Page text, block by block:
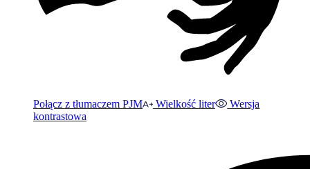
Połącz z tłumaczem PJM Wielkość liter
Wersja
kontrastowa